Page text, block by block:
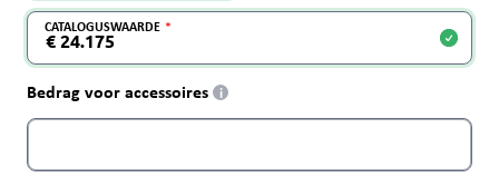
CATALOGUSWAARDE
Bedrag voor accessoires i